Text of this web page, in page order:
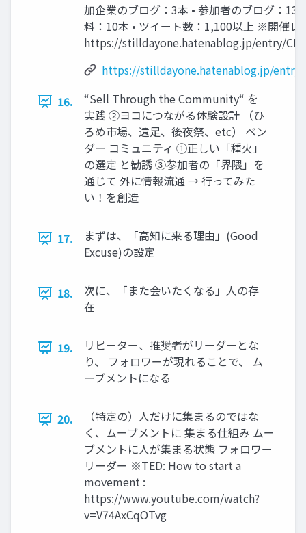
加企業のブログ：3本 • 参加者のブログ：13
料：10本 • ツイート数：1,100以上 ※開催レ
https://stilldayone.hatenablog.jp/entry/
https://stilldayone.hatenablog.jp/
16.
“Sell Through the Community“ を
実践 ②ヨコにつながる体験設計 （ひ
ろめ市場、遠足、後夜祭、etc） ベン
ダー コミュニティ ①正しい「種火」
の選定 と勧誘 ③参加者の「界隈」を
通じて 外に情報流通 → 行ってみた
い！を創造
17.
まずは、「高知に来る理由」(Good
Excuse)の設定
18.
次に、「また会いたくなる」人の存
在
19.
リピーター、推奨者がリーダーとな
り、 フォロワーが現れることで、 ム
ーブメントになる
20.
（特定の）人だけに集まるのではな
く、ムーブメントに 集まる仕組み ムー
ブメントに人が集まる状態 フォロワー
リーダー ※TED: How to start a
movement :
https://www.youtube.com/watch?
v=V74AxCqOTvg